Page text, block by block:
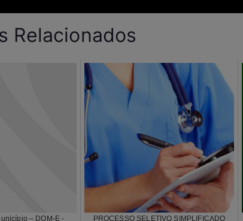
Relacionados
– DOM-E - PROCESSO SELETIVO SIMPLIFICADO